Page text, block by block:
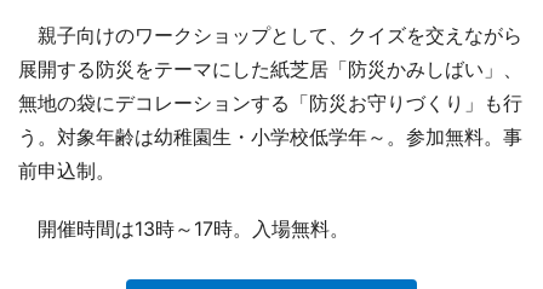
親子向けのワークショップとして、クイズを交えながら
展開する防災をテーマにした紙芝居「防災かみしばい」、
無地の袋にデコレーションする「防災お守りづくり」も行
う。対象年齢は幼稚園生・小学校低学年～。参加無料。事
前申込制。
開催時間は13時～17時。入場無料。